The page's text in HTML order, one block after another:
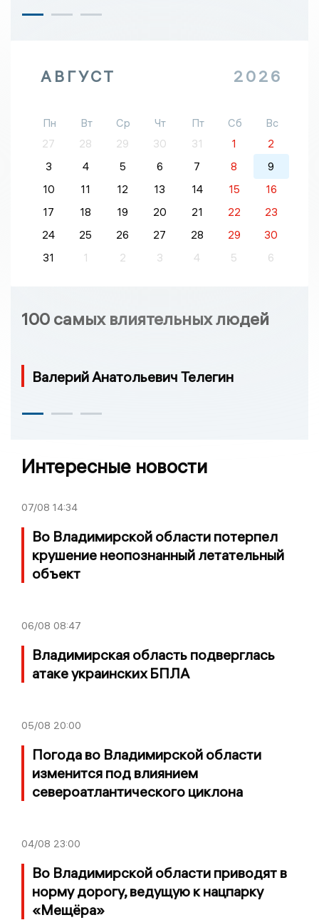
АВГУСТ 2026
Пн Вт Ср Чт Пт Сб
Вс
27
28 29 30 31 1
2
3
4 5 6 7 8
9
10
11 12 13 14 15
16
17
18 19 20 21 22
23
24
25 26 27 28 29
30
31
1 2 3 4 5 6
100 самых влиятельных людей
Валерий Анатольевич Телегин
Интересные новости
07/08 14:34
Во Владимирской области потерпел
крушение неопознанный летательный
объект
06/08 08:47
Владимирская область подверглась
атаке украинских БПЛА
05/08 20:00
Погода во Владимирской области
изменится под влиянием
североатлантического циклона
04/08 23:00
Во Владимирской области приводят в
норму дорогу, ведущую к нацпарку
«Мещёра»